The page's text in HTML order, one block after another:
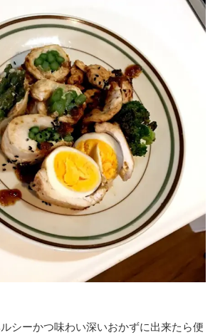
シーかつ味わい深いおかずに出来たら便